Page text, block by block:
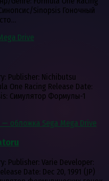
Sinopsis Гоночный
Publisher: Nichibutsu
One Racing Release Date:
Симулятор Формулы-1
Publisher: Varie Developer:
Date: Dec 20, 1991 (JP)